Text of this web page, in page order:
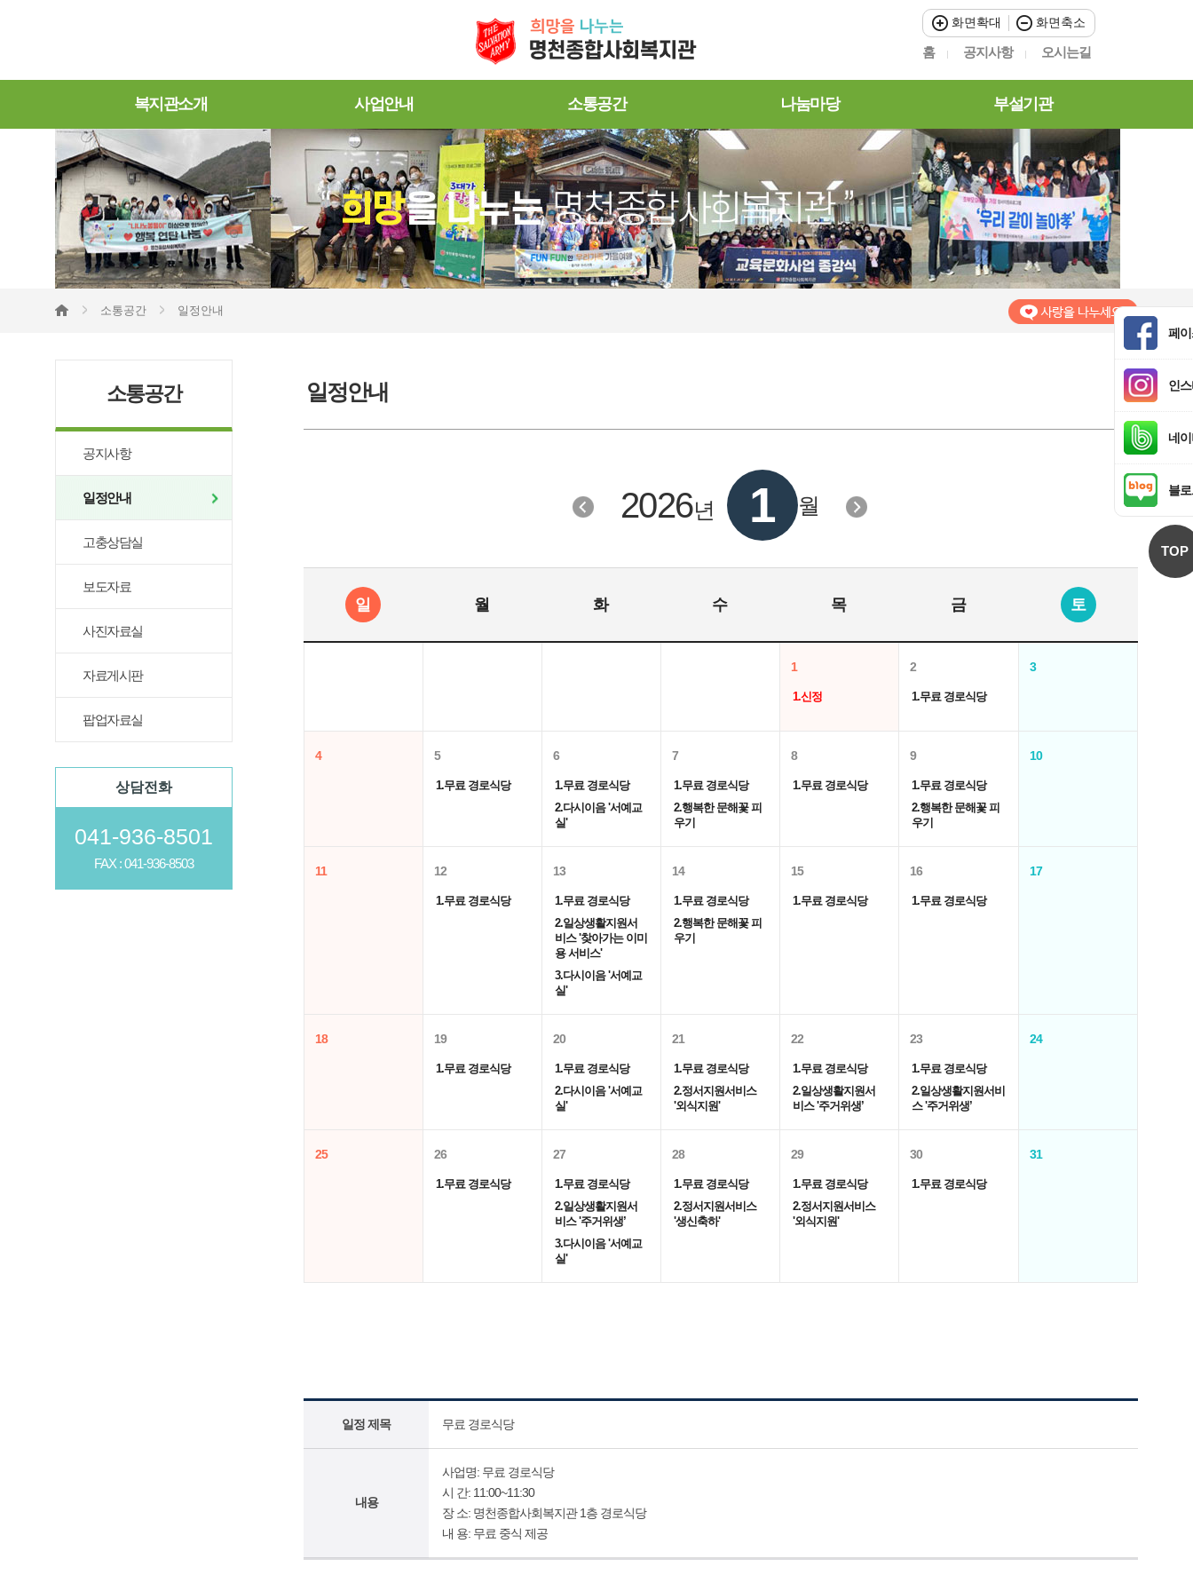
화면확대 화면축소
홈 공지사항 오시는길
복지관소개 사업안내 소통공간 나눔마당 부설기관
페
인
네
블
TOP
소통공간 일정안내
소통공간
공지사항
일정안내
고충상담실
보도자료
사진자료실
자료게시판
팝업자료실
상담전화
041-936-8501
FAX : 041-936-8503
일정안내
2026년 1 월
일 월 화 수 목 금 토
1
1.신정
2
1.무료 경로식당
3
4 5
1.무료 경로식당
6
1.무료 경로식당
2.다시이음 '서예교
실'
7
1.무료 경로식당
2.행복한 문해꽃 피
우기
8
1.무료 경로식당
9
1.무료 경로식당
2.행복한 문해꽃 피
우기
10
11 12
1.무료 경로식당
13
1.무료 경로식당
2.일상생활지원서
비스 '찾아가는 이미
용 서비스'
3.다시이음 '서예교
실'
14
1.무료 경로식당
2.행복한 문해꽃 피
우기
15
1.무료 경로식당
16
1.무료 경로식당
17
18 19
1.무료 경로식당
20
1.무료 경로식당
2.다시이음 '서예교
실'
21
1.무료 경로식당
2.정서지원서비스
'외식지원'
22
1.무료 경로식당
2.일상생활지원서
비스 '주거위생’
23
1.무료 경로식당
2.일상생활지원서비
스 '주거위생’
24
25 26
1.무료 경로식당
27
1.무료 경로식당
2.일상생활지원서
비스 '주거위생’
3.다시이음 '서예교
실'
28
1.무료 경로식당
2.정서지원서비스
'생신축하'
29
1.무료 경로식당
2.정서지원서비스
'외식지원'
30
1.무료 경로식당
31
일정 제목 무료 경로식당
내용
사업명: 무료 경로식당
시 간: 11:00~11:30
장 소: 명천종합사회복지관 1층 경로식당
내 용: 무료 중식 제공